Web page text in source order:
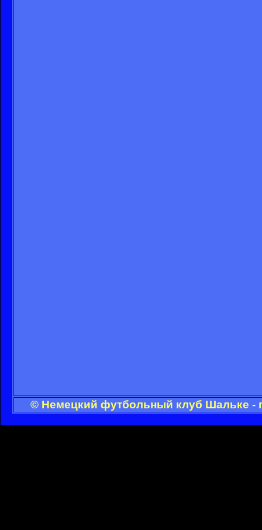
© Немецкий футбольный клуб Шальке -